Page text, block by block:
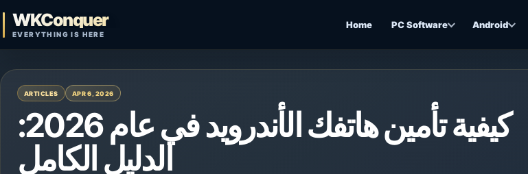
WKConquer
EVERYTHING IS HERE
Home PC Software Android
Open search
ARTICLES APR 6, 2026
كيفية تأمين هاتفك الأندرويد في عام 2026:
الدليل الكامل